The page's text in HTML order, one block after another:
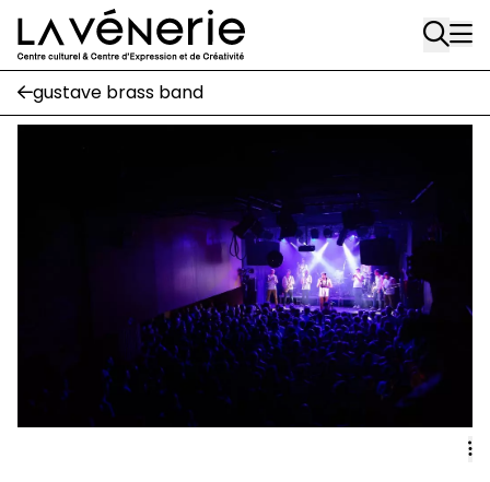
Aller au contenu principal
Rue Gratès, 3
1170 Watermael-Boitsfort
02 663 85 50
1170 Watermael-Boitsfort
Journal Vénerie - version papier
Newsletter
gustave brass band